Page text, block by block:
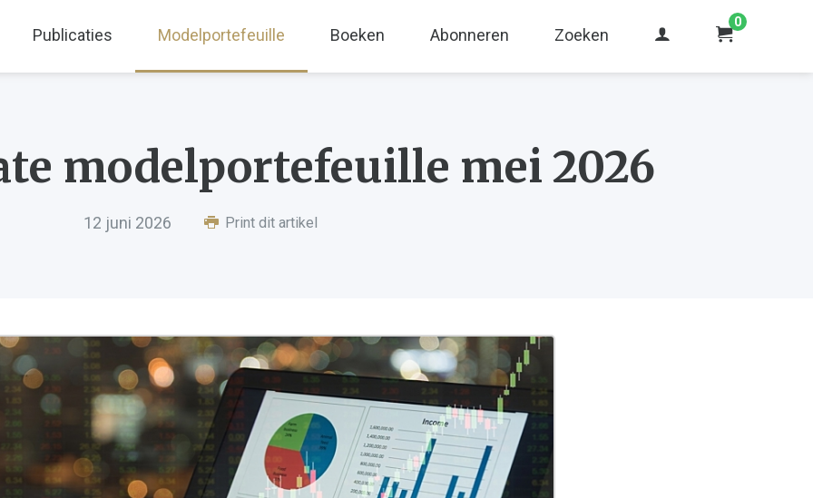
Publicaties Modelportefeuille Boeken Abonneren Zoeken
0
modelportefeuille mei 2026
12 juni 2026 Print dit artikel